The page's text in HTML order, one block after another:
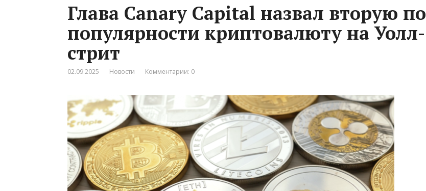
Глава Canary Capital назвал вторую по
популярности криптовалюту на Уолл-
стрит
02.09.2025 Новости Комментарии: 0